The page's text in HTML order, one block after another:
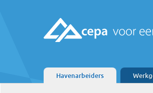
Havenarbeiders